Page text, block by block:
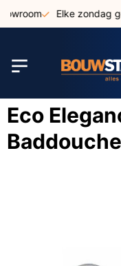
Elke zondag
Eco